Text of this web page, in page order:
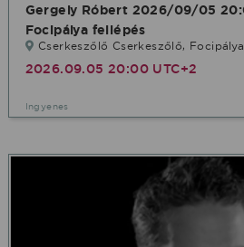
Gergely Róbert 2026/09/05
Focipálya fellépés
Cserkeszőlő Cserkeszőlő, Focipálya
2026.09.05 20:00 UTC+2
Ingyenes